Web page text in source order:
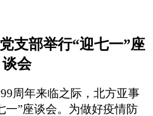
支部举行“迎七一”座
谈会
99周年来临之际，北方亚事
一”座谈会。为做好疫情防